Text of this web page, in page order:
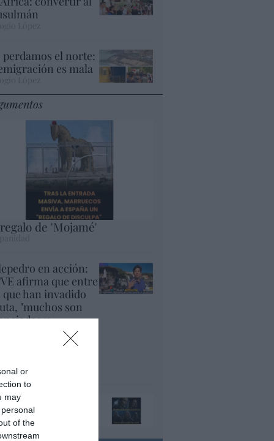
or
to
may
of the
perdamos el norte:
es mala
de 'Mojamé'
en acción:
afirma que entre
que han invadido
"muchos son
y
que están
de su país
el orco llame a
ábresela